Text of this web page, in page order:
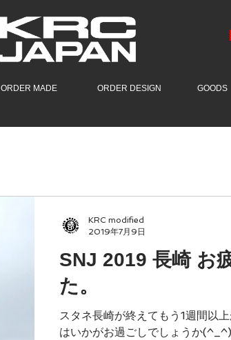
ORDER MADE ORDER DESIGN GOODS
SNJ 2019 長崎 お
た。
スタネ長崎が終えてもう1週間以
はいかがお過ごしでしょうか
KRC modified
2019年7月9日